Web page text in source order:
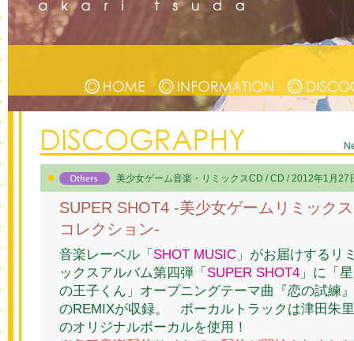
美少女ゲーム音楽・リミックスCD / CD / 2012年1月27
SUPER SHOT4 -美少女ゲームリミックス
コレクション-
音楽レーベル「 SHOT MUSIC 」がお届けするリ
ックスアルバム第四弾「 SUPER SHOT4 」に「星
の王子くん」オープニングテーマ曲『恋の試練』
のREMIXが収録。 ボーカルトラックは津田朱里
のオリジナルボーカルを使用！